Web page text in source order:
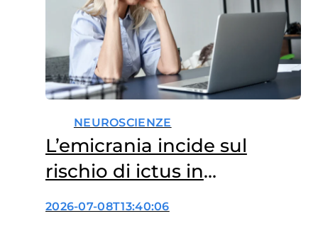
NEUROSCIENZE
L’emicrania incide sul
rischio di ictus in
menopausa?
2026-07-08T13:40:06